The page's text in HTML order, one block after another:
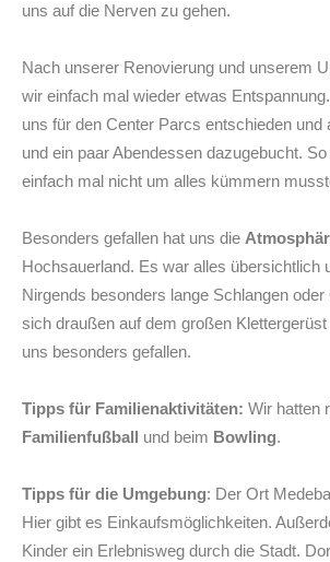
uns auf die Nerven zu gehen.
Nach unserer Renovierung und unserem
wir einfach mal wieder etwas
uns für den Center Parcs entschieden und
und ein paar Abendessen dazugebucht.
einfach mal nicht um alles kümmern
Besonders gefallen hat uns die
Hochsauerland. Es war alles übersichtlich
Nirgends besonders lange Schlangen
sich draußen auf dem großen
uns besonders gefallen.
Tipps für Familienaktivitäten: Wir hatten
Familienfußball und beim Bowling.
Tipps für die Umgebung: Der Ort
Hier gibt es Einkaufsmöglichkeiten.
Kinder ein Erlebnisweg durch die Stadt.